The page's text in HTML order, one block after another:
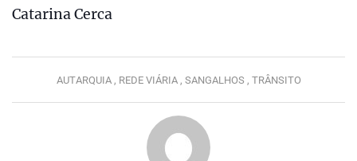
Catarina Cerca
AUTARQUIA , REDE VIÁRIA , SANGALHOS , TRÂNSITO